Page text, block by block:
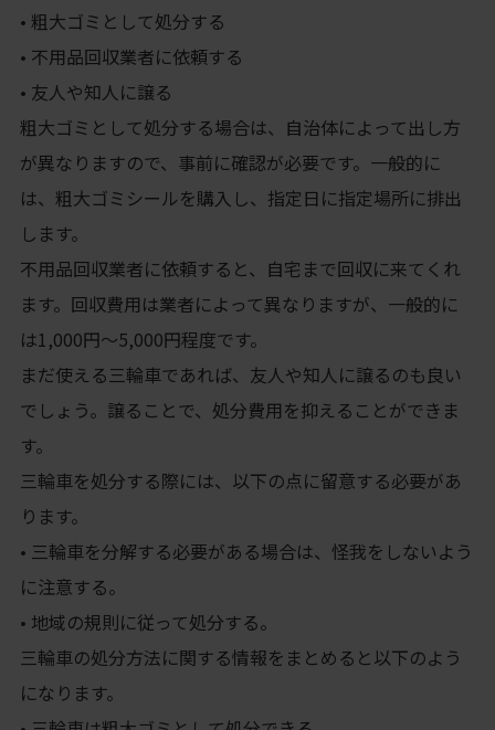
• 粗大ゴミとして処分する
• 不用品回収業者に依頼する
• 友人や知人に譲る
粗大ゴミとして処分する場合は、自治体によって出し方
が異なりますので、事前に確認が必要です。一般的に
は、粗大ゴミシールを購入し、指定日に指定場所に排出
します。
不用品回収業者に依頼すると、自宅まで回収に来てくれ
ます。回収費用は業者によって異なりますが、一般的に
は1,000円～5,000円程度です。
まだ使える三輪車であれば、友人や知人に譲るのも良い
でしょう。譲ることで、処分費用を抑えることができま
す。
三輪車を処分する際には、以下の点に留意する必要があ
ります。
• 三輪車を分解する必要がある場合は、怪我をしないよう
に注意する。
• 地域の規則に従って処分する。
三輪車の処分方法に関する情報をまとめると以下のよう
になります。